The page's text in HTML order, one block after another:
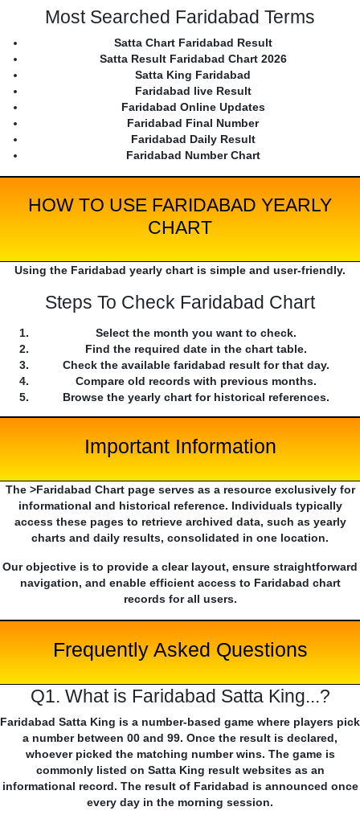
Most Searched Faridabad Terms
Satta Chart Faridabad Result
Satta Result Faridabad Chart 2026
Satta King Faridabad
Faridabad live Result
Faridabad Online Updates
Faridabad Final Number
Faridabad Daily Result
Faridabad Number Chart
HOW TO USE FARIDABAD YEARLY
CHART
Using the Faridabad yearly chart is simple and user-friendly.
Steps To Check Faridabad Chart
Select the month you want to check.
Find the required date in the chart table.
Check the available faridabad result for that day.
Compare old records with previous months.
Browse the yearly chart for historical references.
Important Information
The >Faridabad Chart page serves as a resource exclusively for
informational and historical reference. Individuals typically
access these pages to retrieve archived data, such as yearly
charts and daily results, consolidated in one location.
Our objective is to provide a clear layout, ensure straightforward
navigation, and enable efficient access to Faridabad chart
records for all users.
Frequently Asked Questions
Q1. What is Faridabad Satta King...?
Faridabad Satta King is a number-based game where players pick
a number between 00 and 99. Once the result is declared,
whoever picked the matching number wins. The game is
commonly listed on Satta King result websites as an
informational record. The result of Faridabad is announced once
every day in the morning session.